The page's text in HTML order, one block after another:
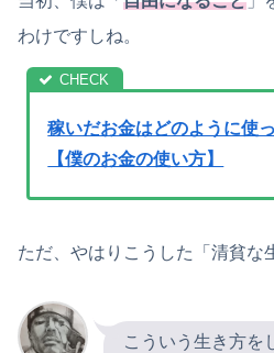
わけですしね。
稼いだお金はどのように使
【僕のお金の使い方】
ただ、やはりこうした「清貧な
こういう生き方を